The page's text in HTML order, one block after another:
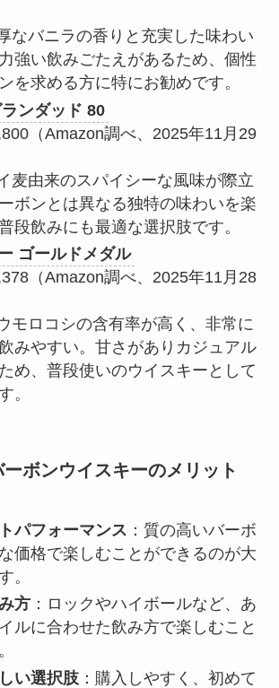
なバニラの香りと充実した味わい
強い飲みごたえがあるため、個性
を求める方に特にお勧めです。
ンダッド 80
（Amazon調べ、2025年11月29
麦由来のスパイシーな風味が際立
ボンとは異なる独特の味わいを楽
段飲みにも最適な選択肢です。
ゴールドメダル
（Amazon調べ、2025年11月28
モロコシの含有率が高く、非常に
みやすい。甘さがありカジュアル
め、普段使いのウイスキーとして
。
ボンウイスキーのメリット
パフォーマンス ：質の高いバーボ
価格で楽しむことができるのが大
。
方：ロックやハイボールなど、あ
ルに合わせた飲み方で楽しむこと
い選択肢：購入しやすく、初めて